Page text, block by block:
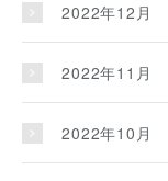
2022年12月
2022年11月
2022年10月